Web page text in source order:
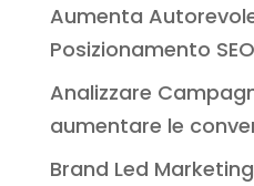
Aumenta
Posizionamento SEO
Analizzare
aumentare le
Brand Led